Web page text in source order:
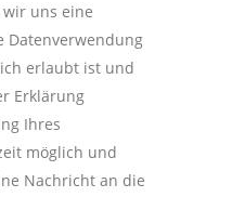
uns eine
Datenverwendung
erlaubt ist und
Erklärung
Ihres
möglich und
Nachricht an die